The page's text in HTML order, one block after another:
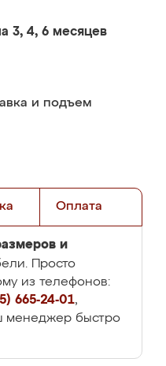
3, 4, 6 месяцев
и подъем
Оплата
и
Просто
из телефонов:
665-24-01,
менеджер быстро